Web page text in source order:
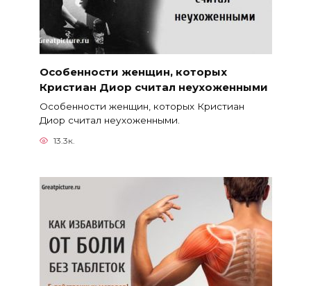
Особенности женщин, которых
Кристиан Диор считал неухоженными
Особенности женщин, которых Кристиан
Диор считал неухоженными.
13.3к.